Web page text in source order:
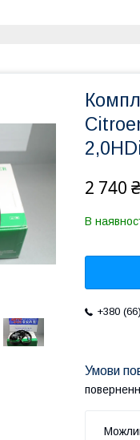
2 740 ₴
В
+380